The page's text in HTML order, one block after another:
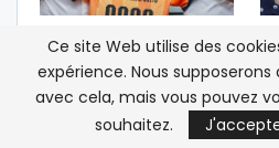
La RS Berkane
officialise la
signature de Bubista,
ex-sélectionneur du
Cap-Vert
Ce site Web utilise des
expérience. Nous
avec cela, mais vous pouvez
souhaitez.